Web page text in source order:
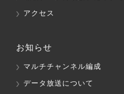
アクセス
お知らせ
マルチチャンネル編成
データ放送について